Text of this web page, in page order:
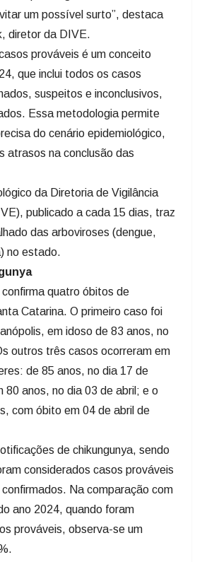
diretor da DIVE.
prováveis é um conceito
que inclui todos os casos
suspeitos e inconclusivos,
Essa metodologia permite
do cenário epidemiológico,
atrasos na conclusão das
da Diretoria de Vigilância
publicado a cada 15 dias, traz
das arboviroses (dengue,
no estado.
quatro óbitos de
Catarina. O primeiro caso foi
em idoso de 83 anos, no
outros três casos ocorreram em
de 85 anos, no dia 17 de
anos, no dia 03 de abril; e o
com óbito em 04 de abril de
de chikungunya, sendo
considerados casos prováveis
confirmados. Na comparação com
ano 2024, quando foram
prováveis, observa-se um
a maioria dos registros, com 467